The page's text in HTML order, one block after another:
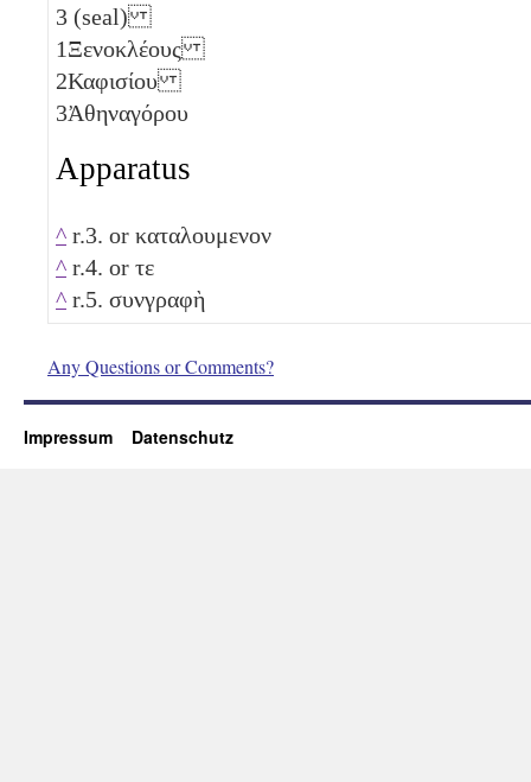
3 (seal)
1Ξενοκλέους
2Καφισίου
3Ἀθηναγόρου
Apparatus
^ r.3. or καταλουμενον
^ r.4. or τε
^ r.5. συνγραφὴ
Any Questions or Comments?
Impressum Datenschutz